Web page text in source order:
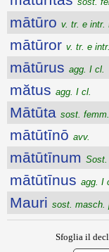
mātūro v. tr. e intr.
mātūror v. tr. e
mātūrus agg. I cl.
mătus agg. I cl.
Mātūta sost.
mātūtīnō avv.
mātūtīnum
mātūtīnus agg. I
Mauri sost. masch.
Sfoglia il